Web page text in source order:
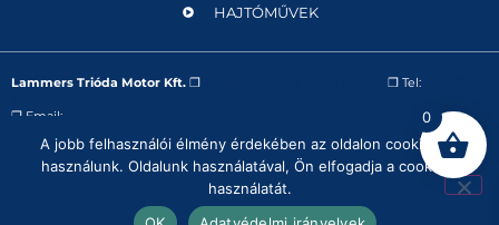
HAJTÓMŰVEK
Lammers Trióda Motor Kft. ❒ ❒ Tel:
❒ Email:
Powered byDigit-Now Kft.
Adatvédelmi tájékoztatóÁltalános szavatossági feltételek
0
A jobb felhasználói élmény érdekében az oldalon cookie-kat
használunk. Oldalunk használatával, Ön elfogadja a cookie-k
használatát.